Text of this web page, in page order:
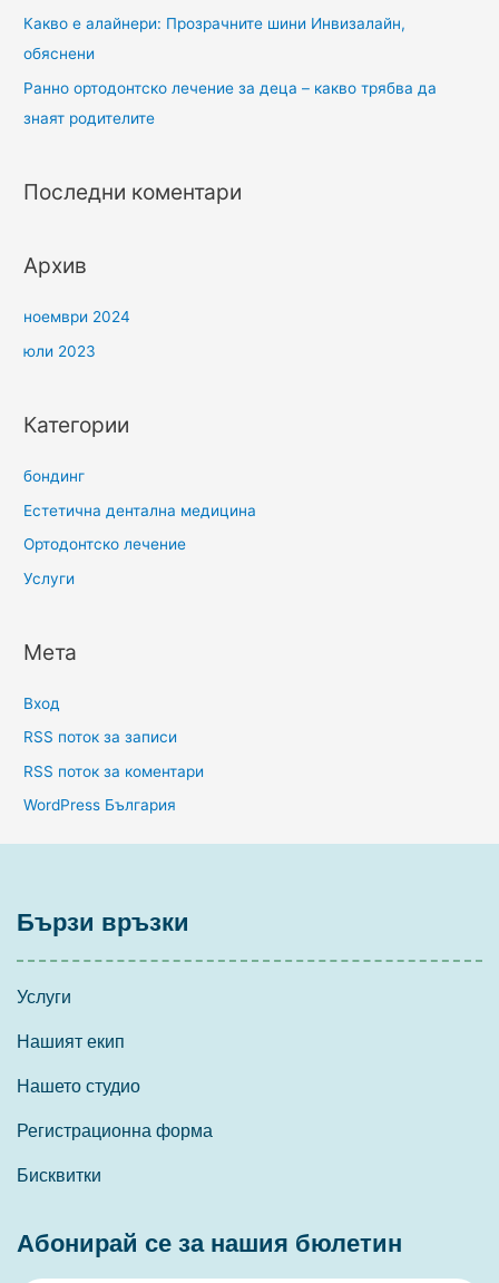
Какво е алайнери: Прозрачните шини Инвизалайн,
обяснени
Ранно ортодонтско лечение за деца – какво трябва да
знаят родителите
Последни коментари
Архив
ноември 2024
юли 2023
Категории
бондинг
Естетична дентална медицина
Ортодонтско лечение
Услуги
Мета
Вход
RSS поток за записи
RSS поток за коментари
WordPress България
Бързи връзки
Услуги
Нашият екип
Нашето студио
Регистрационна форма
Бисквитки
Абонирай се за нашия бюлетин